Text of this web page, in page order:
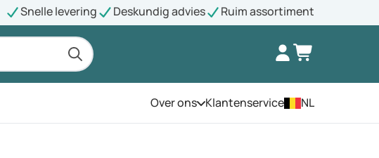
Snelle levering Deskundig advies Ruim assortiment
Over onsOpen het menu
Klantenservice NL